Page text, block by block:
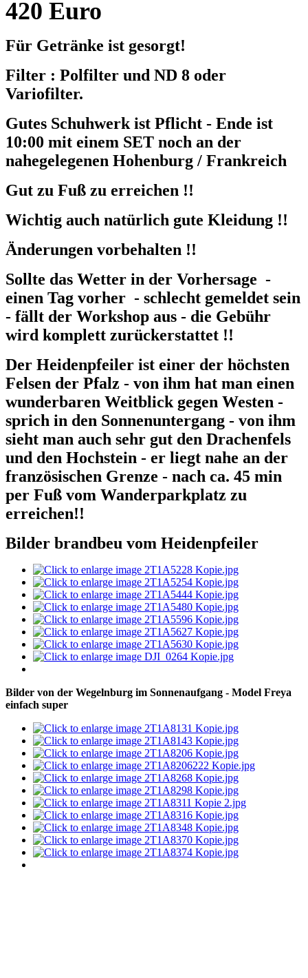
420 Euro
Für Getränke ist gesorgt!
Filter : Polfilter und ND 8 oder
Variofilter.
Gutes Schuhwerk ist Pflicht - Ende ist
10:00 mit einem SET noch an der
nahegelegenen Hohenburg / Frankreich
Gut zu Fuß zu erreichen !!
Wichtig auch natürlich gute Kleidung !!
Änderungen vorbehalten !!
Sollte das Wetter in der Vorhersage -
einen Tag vorher - schlecht gemeldet sein
- fällt der Workshop aus - die Gebühr
wird komplett zurückerstattet !!
Der Heidenpfeiler ist einer der höchsten
Felsen der Pfalz - von ihm hat man einen
wunderbaren Weitblick gegen Westen -
sprich in den Sonnenuntergang - von ihm
sieht man auch sehr gut den Drachenfels
und den Hochstein - er liegt nahe an der
französischen Grenze - nach ca. 45 min
per Fuß vom Wanderparkplatz zu
erreichen!!
Bilder brandbeu vom Heidenpfeiler
Bilder von der Wegelnburg im Sonnenaufgang - Model Freya
einfach super